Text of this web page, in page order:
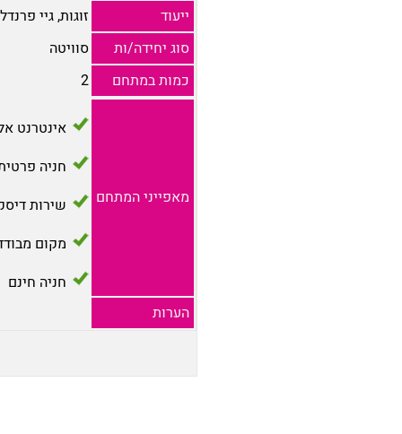
ייעוד
זוגות, גיי
סוג יחידה/ות
סוויטה
כמות במתחם
2
מאפייני המתחם
אינטרנט
חניה
שירות
מקום
חניה חינם
הערות